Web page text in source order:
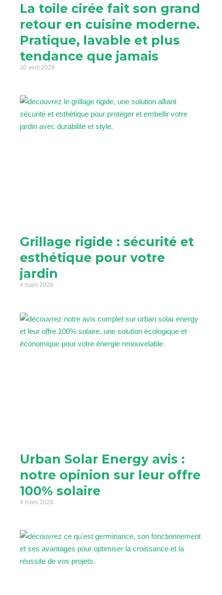
La toile cirée fait son grand
retour en cuisine moderne.
Pratique, lavable et plus
tendance que jamais
30 avril 2026
Grillage rigide : sécurité et
esthétique pour votre
jardin
4 mars 2026
Urban Solar Energy avis :
notre opinion sur leur offre
100% solaire
4 mars 2026